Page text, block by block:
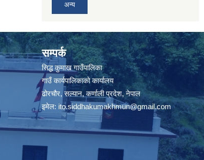
अन्य
सम्पर्क
सिद्ध कुमाख गाउँपालिका
गाउँ कार्यपालिकाको कार्यालय
ढोरचौर, सल्यान, कर्णाली प्रदेश, नेपाल
इमेल: ito.siddhakumakhmun@gmail.com